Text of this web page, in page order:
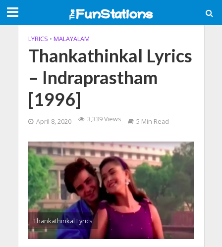
LYRICS • MALAYALAM
Thankathinkal Lyrics
– Indraprastham
[1996]
April 8, 2020 3,339 Views 5 Min Read
Thankathinkal Lyrics